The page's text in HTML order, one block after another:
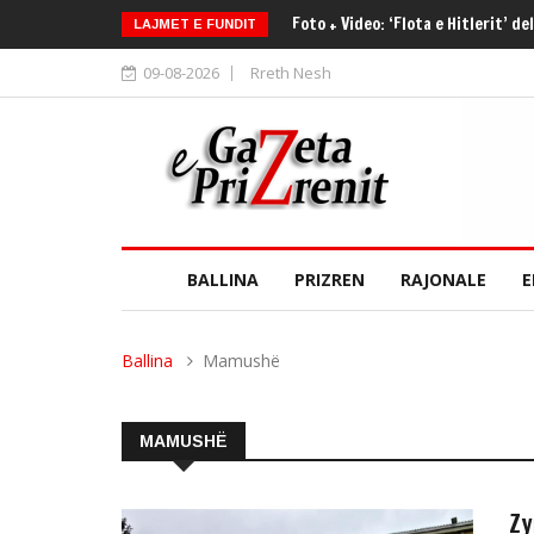
LAJMET E FUNDIT Prizren: Nuk iu mbijetoi
09-08-2026 Rreth Nesh
BALLINA PRIZREN RAJONALE
Ballina Mamushë
MAMUSHË